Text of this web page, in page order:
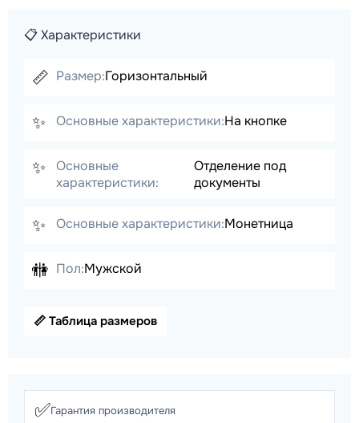
📋 Характеристики
📏 Размер:Горизонтальный
✨ Основные характеристики:На кнопке
✨
Основные
характеристики:
Отделение под
документы
✨ Основные характеристики:Монетница
🚻 Пол:Мужской
📏 Таблица размеров
✅Гарантия производителя